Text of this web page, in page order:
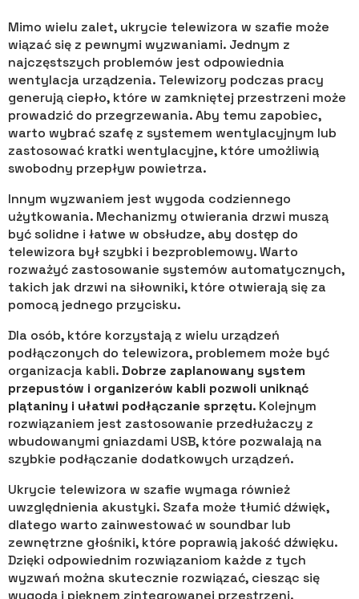
Mimo wielu zalet, ukrycie telewizora w szafie może
wiązać się z pewnymi wyzwaniami. Jednym z
najczęstszych problemów jest odpowiednia
wentylacja urządzenia. Telewizory podczas pracy
generują ciepło, które w zamkniętej przestrzeni może
prowadzić do przegrzewania. Aby temu zapobiec,
warto wybrać szafę z systemem wentylacyjnym lub
zastosować kratki wentylacyjne, które umożliwią
swobodny przepływ powietrza.
Innym wyzwaniem jest wygoda codziennego
użytkowania. Mechanizmy otwierania drzwi muszą
być solidne i łatwe w obsłudze, aby dostęp do
telewizora był szybki i bezproblemowy. Warto
rozważyć zastosowanie systemów automatycznych,
takich jak drzwi na siłowniki, które otwierają się za
pomocą jednego przycisku.
Dla osób, które korzystają z wielu urządzeń
podłączonych do telewizora, problemem może być
organizacja kabli.Dobrze zaplanowany system
przepustów i organizerów kabli pozwoli uniknąć
plątaniny i ułatwi podłączanie sprzętu. Kolejnym
rozwiązaniem jest zastosowanie przedłużaczy z
wbudowanymi gniazdami USB, które pozwalają na
szybkie podłączanie dodatkowych urządzeń.
Ukrycie telewizora w szafie wymaga również
uwzględnienia akustyki. Szafa może tłumić dźwięk,
dlatego warto zainwestować w soundbar lub
zewnętrzne głośniki, które poprawią jakość dźwięku.
Dzięki odpowiednim rozwiązaniom każde z tych
wyzwań można skutecznie rozwiązać, ciesząc się